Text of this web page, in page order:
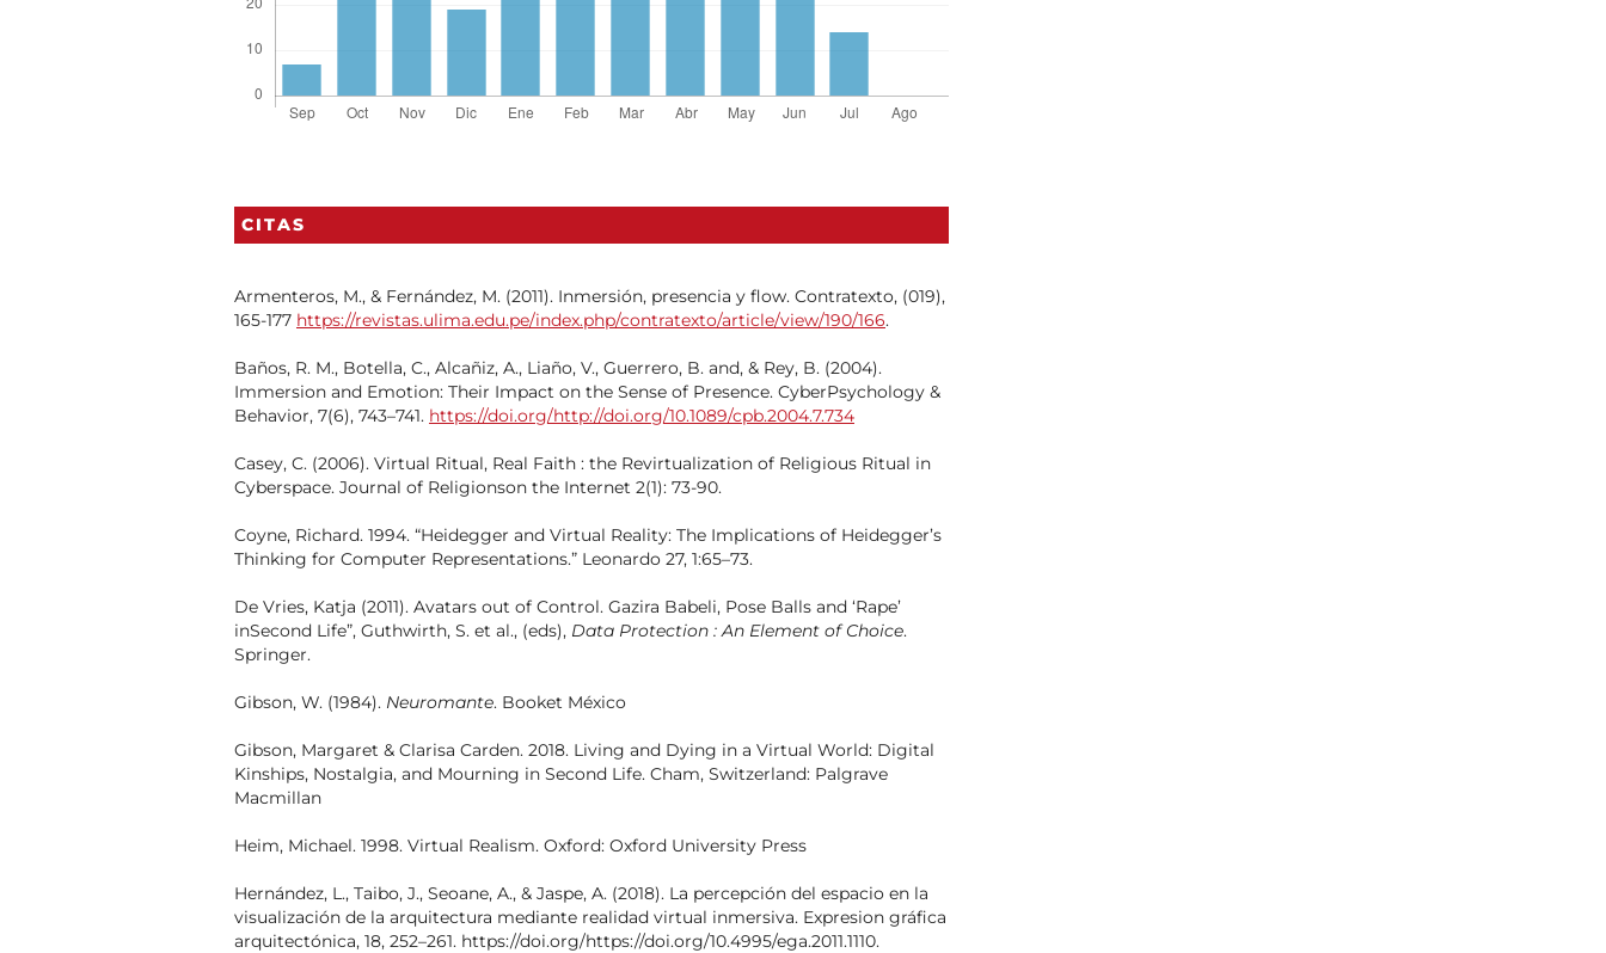
CITAS
Armenteros, M., & Fernández, M. (2011). Inmersión, presencia y flow. Contratexto, (019),
165-177 https://revistas.ulima.edu.pe/index.php/contratexto/article/view/190/166.
Baños, R. M., Botella, C., Alcañiz, A., Liaño, V., Guerrero, B. and, & Rey, B. (2004).
Immersion and Emotion: Their Impact on the Sense of Presence. CyberPsychology &
Behavior, 7(6), 743–741. https://doi.org/http://doi.org/10.1089/cpb.2004.7.734
Casey, C. (2006). Virtual Ritual, Real Faith : the Revirtualization of Religious Ritual in
Cyberspace. Journal of Religionson the Internet 2(1): 73-90.
Coyne, Richard. 1994. “Heidegger and Virtual Reality: The Implications of Heidegger’s
Thinking for Computer Representations.” Leonardo 27, 1:65–73.
De Vries, Katja (2011). Avatars out of Control. Gazira Babeli, Pose Balls and ‘Rape’
inSecond Life”, Guthwirth, S. et al., (eds), Data Protection : An Element of Choice.
Springer.
Gibson, W. (1984). Neuromante. Booket México
Gibson, Margaret & Clarisa Carden. 2018. Living and Dying in a Virtual World: Digital
Kinships, Nostalgia, and Mourning in Second Life. Cham, Switzerland: Palgrave
Macmillan
Heim, Michael. 1998. Virtual Realism. Oxford: Oxford University Press
Hernández, L., Taibo, J., Seoane, A., & Jaspe, A. (2018). La percepción del espacio en la
visualización de la arquitectura mediante realidad virtual inmersiva. Expresion gráfica
arquitectónica, 18, 252–261. https://doi.org/https://doi.org/10.4995/ega.2011.1110.